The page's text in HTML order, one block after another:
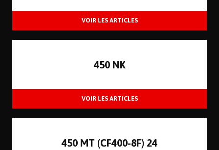
450 NK
450 MT (CF400-8F) 24